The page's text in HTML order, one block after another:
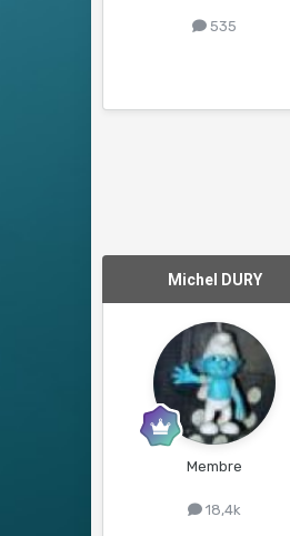
535
Michel DURY
Membre
18,4k